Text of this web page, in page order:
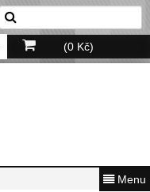
Menu
(0 Kč)